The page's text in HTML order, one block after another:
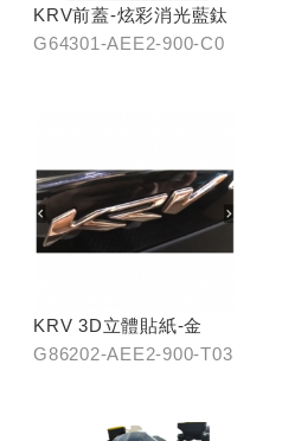
KRV前蓋-炫彩消光藍鈦
G64301-AEE2-900-C0
KRV 3D立體貼紙-金
G86202-AEE2-900-T03